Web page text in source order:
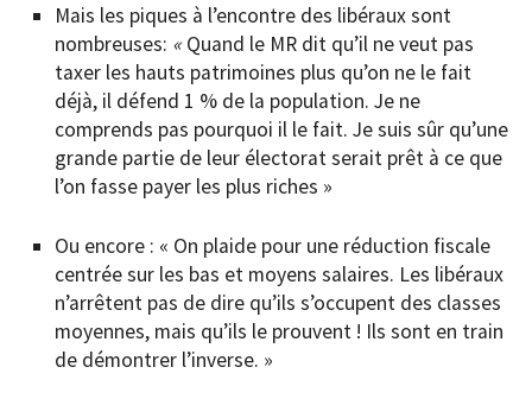
Mais les piques à l’encontre des libéraux sont
nombreuses: «Quand le MR dit qu’il ne veut pas
taxer les hauts patrimoines plus qu’on ne le fait
déjà, il défend 1 % de la population. Je ne
comprends pas pourquoi il le fait. Je suis sûr qu’une
grande partie de leur électorat serait prêt à ce que
l’on fasse payer les plus riches »
Ou encore : « On plaide pour une réduction fiscale
centrée sur les bas et moyens salaires. Les libéraux
n’arrêtent pas de dire qu’ils s’occupent des classes
moyennes, mais qu’ils le prouvent ! Ils sont en train
de démontrer l’inverse. »